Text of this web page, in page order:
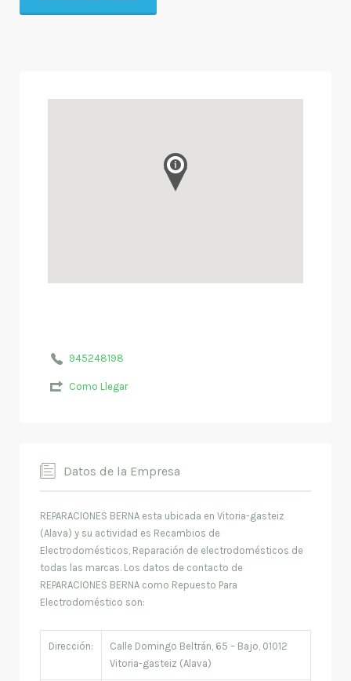
945248198
Como Llegar
Datos de la Empresa
REPARACIONES BERNA esta ubicada en Vitoria-gasteiz
(Alava) y su actividad es Recambios de
Electrodomésticos, Reparación de electrodomésticos de
todas las marcas. Los datos de contacto de
REPARACIONES BERNA como Repuesto Para
Electrodoméstico son:
Dirección:
Calle Domingo Beltrán, 65 – Bajo, 01012
Vitoria-gasteiz (Alava)